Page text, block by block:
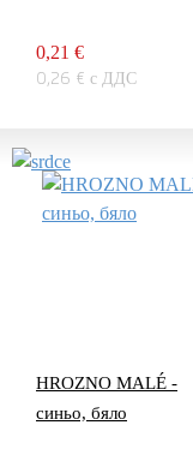
0,21 €
0,26 € с ДДС
HROZNO MALÉ -
синьо, бяло